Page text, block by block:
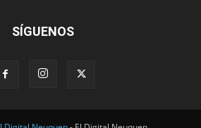
SÍGUENOS